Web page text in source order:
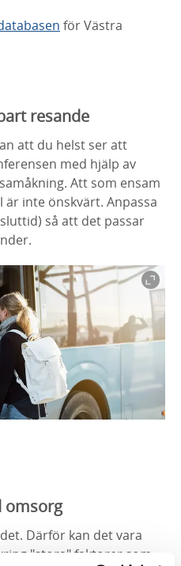
för Västra
resande
att du helst ser att
med hjälp av
Att som ensam
är inte önskvärt. Anpassa
så att det passar
omsorg
Därför kan det vara
"stora" faktorer som